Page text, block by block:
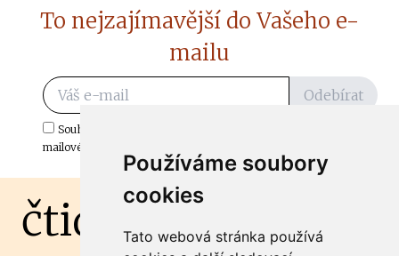
Používáme soubory
cookies
Tato webová stránka používá
To nejzajímavější do Vašeho e-
mailu
Odebírat
Souhlasím s odběrem důležitých zpráv ze ČtiDoma.cz do mé e-
mailové schránky.
čtidoma.cz